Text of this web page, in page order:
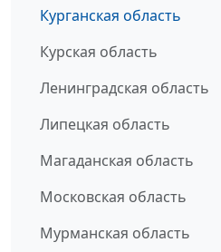
Курганская область
Курская область
Ленинградская область
Липецкая область
Магаданская область
Московская область
Мурманская область